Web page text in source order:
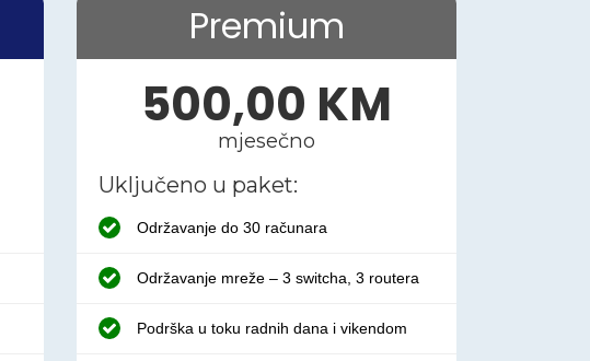
Premium
500,00 KM
mjesečno
Uključeno u paket:
Održavanje do 30 računara
Održavanje mreže – 3 switcha, 3 routera
Podrška u toku radnih dana i vikendom